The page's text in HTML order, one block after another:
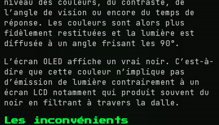
niveau des couleurs, du contraste, de
l’angle de vision ou encore du temps de
réponse. Les couleurs sont alors plus
fidèlement restituées et la lumière est
diffusée à un angle frisant les 90°.
L’écran OLED affiche un vrai noir. C’est-à-
dire que cette couleur n’implique pas
d’émission de lumière contrairement à un
écran LCD notamment qui produit souvent du
noir en filtrant à travers la dalle.
Les inconvénients